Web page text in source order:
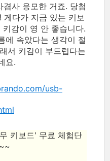
사 응모한 거죠. 당첨
게다가 지금 있는 키보
감이 영 안 좋습니다.
에 속았다는 생각이 절
서 키감이 부드럽다는
요.
usb-
키보드' 무료 체험단